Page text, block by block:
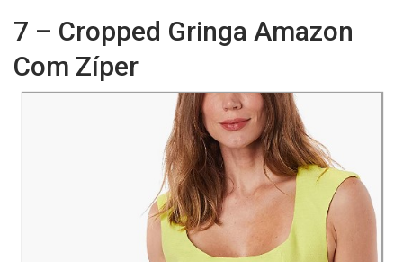
7 – Cropped Gringa Amazon
Com Zíper